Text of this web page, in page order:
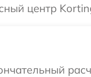
центр